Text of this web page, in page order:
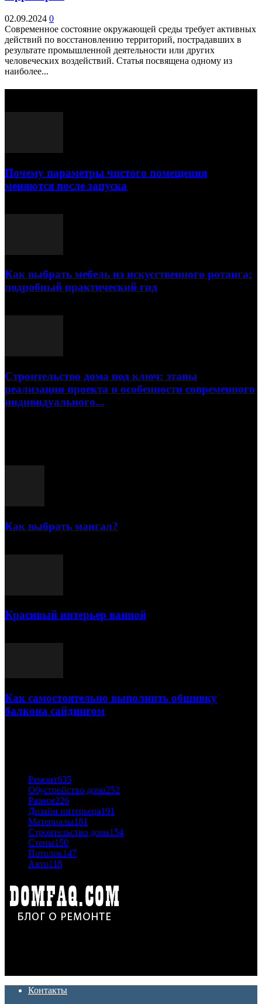
02.09.2024 0
Современное состояние окружающей среды требует активных
действий по восстановлению территорий, пострадавших в
результате промышленной деятельности или других
человеческих воздействий. Статья посвящена одному из
наиболее...
Почему параметры чистого помещения
меняются после запуска
Как выбрать мебель из искусственного ротанга:
подробный практический гид
Строительство дома под ключ: этапы
реализации проекта и особенности современного
индивидуального...
Как выбрать мангал?
Красивый интерьер ванной
Как самостоятельно выполнить обшивку
балкона сайдингом
Ремонт635
Обустройство дома252
Разное226
Дизайн интерьера191
Материалы181
Строительство дома154
Стены150
Потолок147
Авто118
Контакты